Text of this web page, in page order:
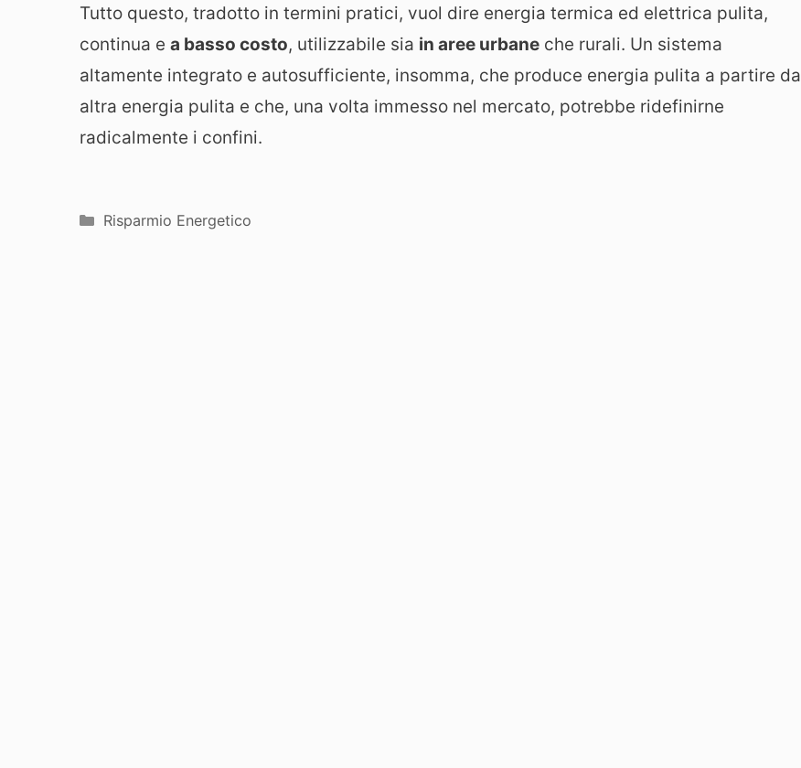
Tutto questo, tradotto in termini pratici, vuol dire energia termica ed elettrica pulita,
continua e a basso costo, utilizzabile sia in aree urbane che rurali. Un sistema
altamente integrato e autosufficiente, insomma, che produce energia pulita a partire da
altra energia pulita e che, una volta immesso nel mercato, potrebbe ridefinirne
radicalmente i confini.
Categorie
Risparmio Energetico